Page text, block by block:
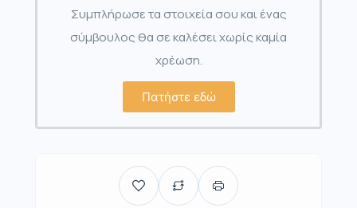
Συμπλήρωσε τα στοιχεία σου και ένας
σύμβουλος θα σε καλέσει χωρίς καμία
χρέωση.
Πατήστε εδώ